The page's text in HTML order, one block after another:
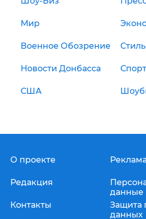
Мир
Военное Обозрение Стиль
Новости Донбасса Спорт
США
О проекте
Редакция
Контакты
данные
Защита
данных